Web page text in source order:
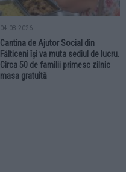
04.08.2026
Cantina de Ajutor Social din
Fălticeni își va muta sediul de lucru.
Circa 50 de familii primesc zilnic
masa gratuită